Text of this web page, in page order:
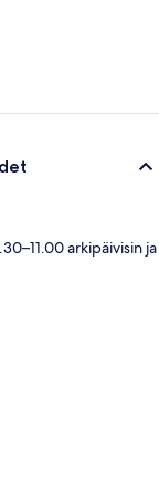
arkipäivisin ja